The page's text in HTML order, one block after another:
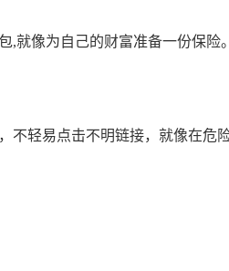
就像为自己的财富准备一份保险。
不轻易点击不明链接，就像在危